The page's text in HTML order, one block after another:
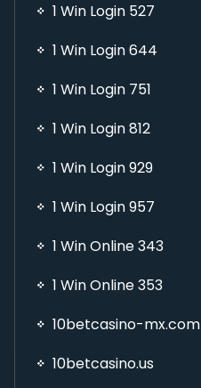
1 Win Login 527
1 Win Login 644
1 Win Login 751
1 Win Login 812
1 Win Login 929
1 Win Login 957
1 Win Online 343
1 Win Online 353
10betcasino-mx.com
10betcasino.us